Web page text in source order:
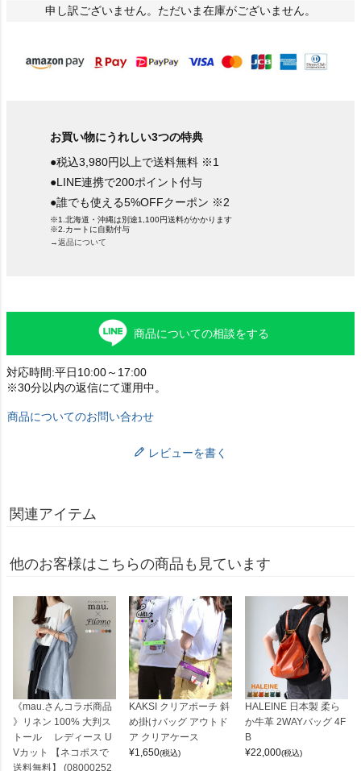
)
申し訳ございません。ただいま在庫がございません。
お買い物にうれしい3つの特典
●税込3,980円以上で送料無料 ※1
●LINE連携で200ポイント付与
●誰でも使える5%OFFクーポン ※2
※1.北海道・沖縄は別途1,100円送料がかかります
※2.カートに自動付与
→返品について
商品についての相談をする
対応時間:平日10:00～17:00
※30分以内の返信にて運用中。
商品についてのお問い合わせ
レビューを書く
関連アイテム
他のお客様はこちらの商品も見ています
《mau.さんコラボ商品
》リネン 100% 大判ス
トール レディース U
Vカット 【ネコポスで
送料無料】 (08000252
KAKSI クリアポーチ 斜
め掛けバッグ アウトド
ア クリアケース
¥1,650(税込)
HALEINE 日本製 柔ら
か牛革 2WAYバッグ 4F
B
¥22,000(税込)